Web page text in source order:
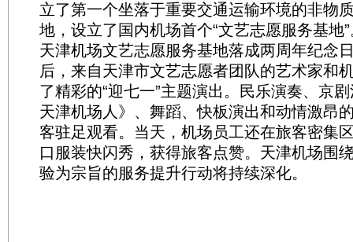
立了第一个坐落于重要交通运输环境的非物
地，设立了国内机场首个“文艺志愿服务基地
天津机场文艺志愿服务基地落成两周年纪念
后，来自天津市文艺志愿者团队的艺术家和
了精彩的“迎七一”主题演出。民乐演奏、京
天津机场人》、舞蹈、快板演出和动情激昂
客驻足观看。当天，机场员工还在旅客密集
口服装快闪秀，获得旅客点赞。天津机场围
验为宗旨的服务提升行动将持续深化。